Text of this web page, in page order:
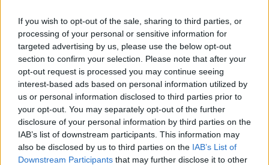
If you wish to opt-out of the sale, sharing to third parties, or
processing of your personal or sensitive information for
targeted advertising by us, please use the below opt-out
section to confirm your selection. Please note that after your
opt-out request is processed you may continue seeing
interest-based ads based on personal information utilized by
us or personal information disclosed to third parties prior to
your opt-out. You may separately opt-out of the further
disclosure of your personal information by third parties on the
IAB’s list of downstream participants. This information may
also be disclosed by us to third parties on the IAB’s List of
Downstream Participants that may further disclose it to other
reclusione.
Sembrano fatti che succedono lontano da noi ma non è proprio
così, perché i diffamatori seriali si nascondono in ogni dove, anche
qui in Valdera. Come quell’impiegato dell’USL che, ritenendo di
essere stato ingiustamente colpito da misura cautelare, iniziava a
offendere l’investigatore con l’appellativo di “mafioso, malfattore e
colluso”, pubblicando i così detti “post” sulla sua bacheca di
“facebook”. Al processo sono stati chiamati a testimoniare tutti
coloro che, avevano cliccato il “like” ovvero la mano con con il
pollice in su e pertanto confermando di avere letto le offese e in
qualche modo anche approvate, rischiando anche loro una
denuncia per non parlare poi di quel malcapitato che ha avuto la